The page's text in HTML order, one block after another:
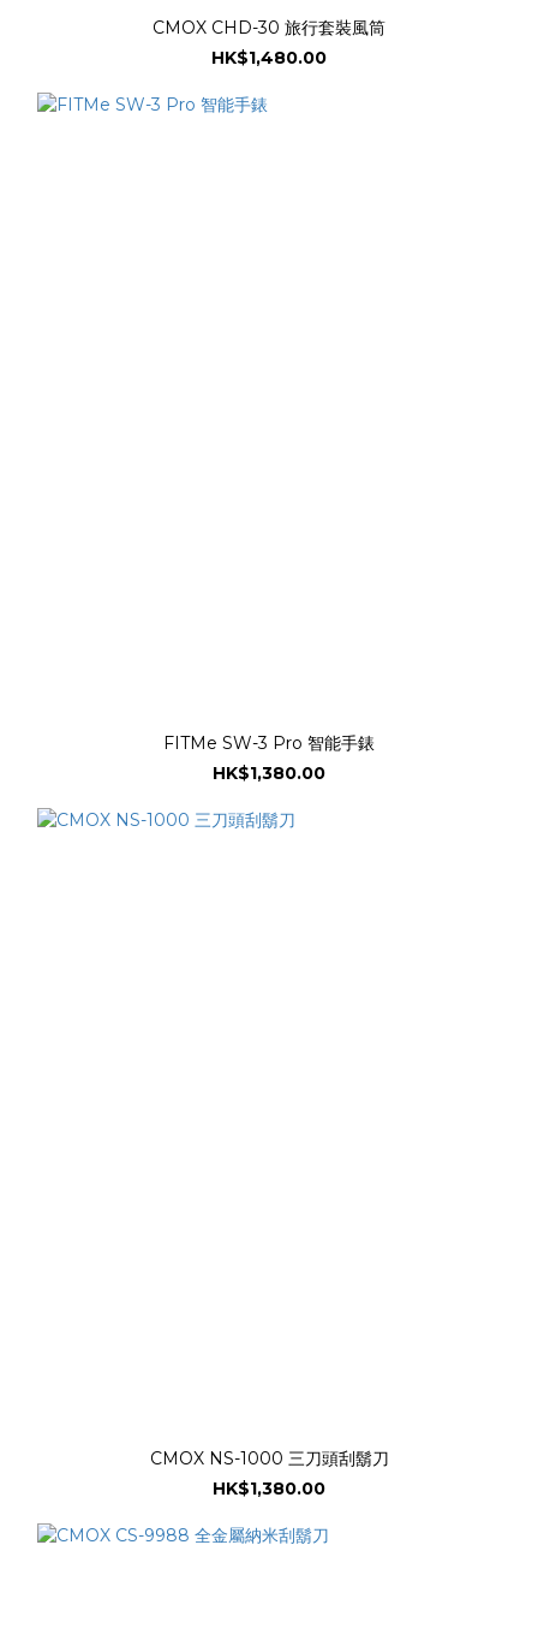
CMOX CHD-30 旅行套裝風筒
HK$1,480.00
FITMe SW-3 Pro 智能手錶
HK$1,380.00
CMOX NS-1000 三刀頭刮鬍刀
HK$1,380.00